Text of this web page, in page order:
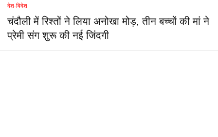
देश-विदेश
चंदौली में रिश्तों ने लिया अनोखा मोड़, तीन बच्चों की मां ने
प्रेमी संग शुरू की नई जिंदगी